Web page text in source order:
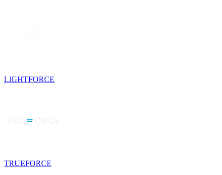
LIGHTFORCE
TRUEFORCE